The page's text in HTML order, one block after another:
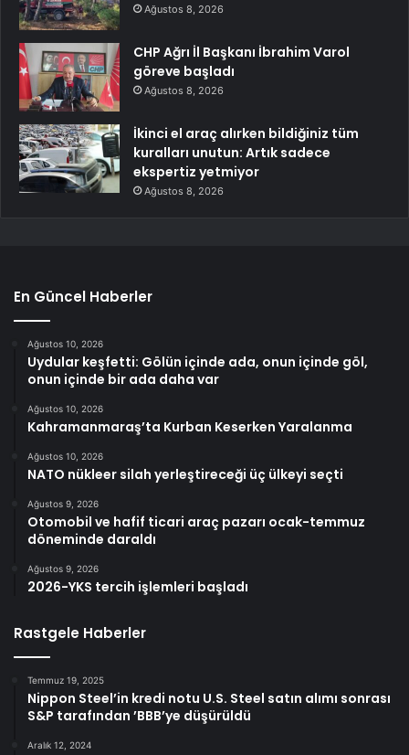
Ağustos 8, 2026
CHP Ağrı İl Başkanı İbrahim Varol
göreve başladı
Ağustos 8, 2026
İkinci el araç alırken bildiğiniz tüm
kuralları unutun: Artık sadece
ekspertiz yetmiyor
Ağustos 8, 2026
En Güncel Haberler
Ağustos 10, 2026
Uydular keşfetti: Gölün içinde ada, onun içinde göl,
onun içinde bir ada daha var
Ağustos 10, 2026
Kahramanmaraş’ta Kurban Keserken Yaralanma
Ağustos 10, 2026
NATO nükleer silah yerleştireceği üç ülkeyi seçti
Ağustos 9, 2026
Otomobil ve hafif ticari araç pazarı ocak-temmuz
döneminde daraldı
Ağustos 9, 2026
2026-YKS tercih işlemleri başladı
Rastgele Haberler
Temmuz 19, 2025
Nippon Steel’in kredi notu U.S. Steel satın alımı sonrası
S&P tarafından ’BBB’ye düşürüldü
Aralık 12, 2024